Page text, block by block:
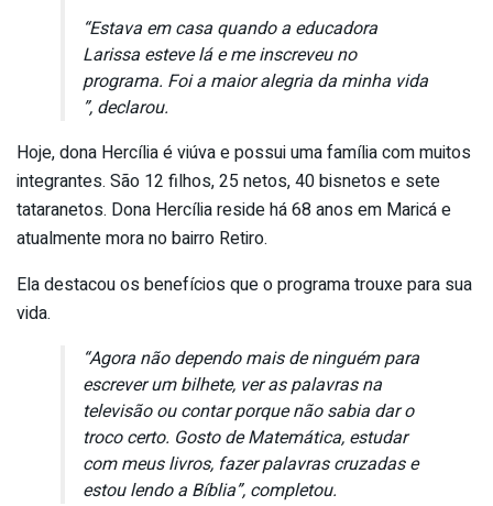
“Estava em casa quando a educadora
Larissa esteve lá e me inscreveu no
programa. Foi a maior alegria da minha vida
”, declarou.
Hoje, dona Hercília é viúva e possui uma família com muitos
integrantes. São 12 filhos, 25 netos, 40 bisnetos e sete
tataranetos. Dona Hercília reside há 68 anos em Maricá e
atualmente mora no bairro Retiro.
Ela destacou os benefícios que o programa trouxe para sua
vida.
“Agora não dependo mais de ninguém para
escrever um bilhete, ver as palavras na
televisão ou contar porque não sabia dar o
troco certo. Gosto de Matemática, estudar
com meus livros, fazer palavras cruzadas e
estou lendo a Bíblia”, completou.